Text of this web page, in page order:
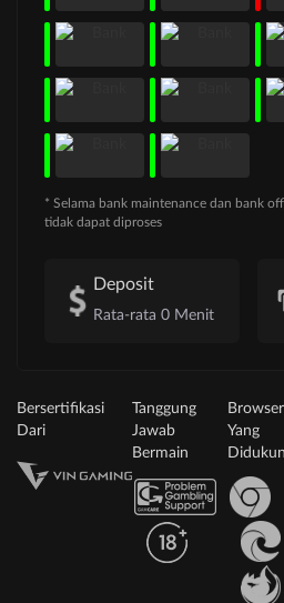
* Selama bank maintenance dan bank
tidak dapat diproses
Deposit
Rata-rata 0 Menit
Bersertifikasi
Dari
Tanggung
Jawab
Bermain
Browser
Yang